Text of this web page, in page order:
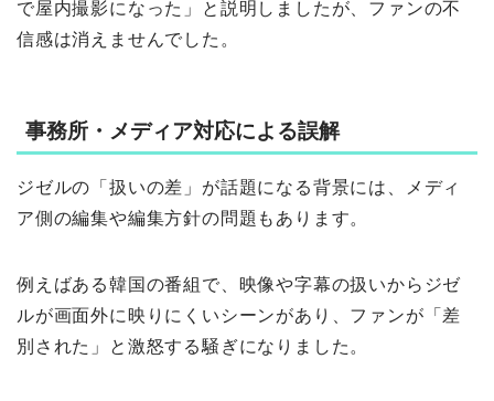
で屋内撮影になった」と説明しましたが、ファンの不
信感は消えませんでした。
事務所・メディア対応による誤解
ジゼルの「扱いの差」が話題になる背景には、メディ
ア側の編集や編集方針の問題もあります。
例えばある韓国の番組で、映像や字幕の扱いからジゼ
ルが画面外に映りにくいシーンがあり、ファンが「差
別された」と激怒する騒ぎになりました。